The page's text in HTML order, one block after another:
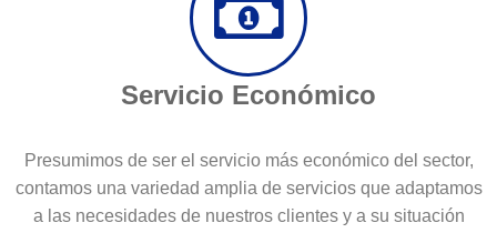
Servicio Económico
Presumimos de ser el servicio más económico del sector,
contamos una variedad amplia de servicios que adaptamos
a las necesidades de nuestros clientes y a su situación